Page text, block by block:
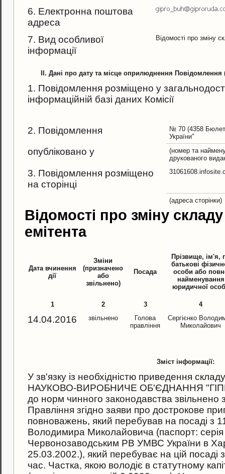
6. Електронна поштова
адреса
7. Вид особливої
інформації
Відомості про зміну
II. Дані про дату та місце оприлюднення
1. Повідомлення розміщено у
інформаційній базі даних Комісії
2. Повідомлення
№ 70 (4358
України"
опубліковано у
(номер та
друкованого
3. Повідомлення розміщено
на сторінці
(адреса сторінки)
Відомості про зміну
емітента
Дата вчинення
дії
Зміни
(призначено
або
звільнено)
Посада
Прізвище, ім'я,
батькові
особи або
найменування
юридичної
1 2 3 4
14.04.2016 звільнено
Голова
правління
Сергієнко
Миколайович
Зміст інформації:
У зв'язку iз необхiднiстю приведення
НАУКОВО-ВИРОБНИЧЕ ОБ'ЄДНАННЯ
до норм чинного законодавства звiльнено
Правління згiдно заяви про дострокове
повноважень, який перебував на посаді з
Володимира Миколайовича (паспорт:
Червонозаводським РВ УМВС України в
25.03.2002.), який перебуває на цiй посадi
час. Частка, якою володіє в статутному